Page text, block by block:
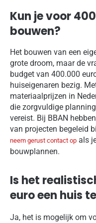
Kun je voor
bouwen?
Het bouwen van een
grote droom, maar de
budget van 400.000
huiseigenaren bezig.
materiaalprijzen in
die zorgvuldige
vereist. Bij BBAN
van projecten begeleid
neem gerust contact op als
bouwplannen.
Is het
euro een huis
Ja, het is mogelijk om